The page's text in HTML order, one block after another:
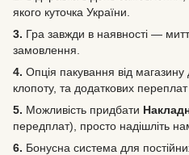
якого куточка України.
3. Гра завжди в наявності —
замовлення.
4. Опція пакування від магазину
клопоту, та додаткових переплат
5. Можливість придбати
передплат), просто надішліть
6. Бонусна система для постійних